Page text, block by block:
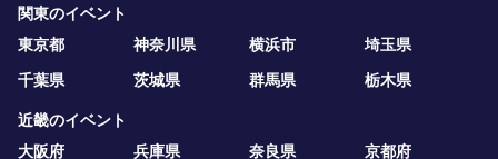
関東のイベント
東京都
神奈川県 横浜市
埼玉県
千葉県
茨城県 群馬県 栃木県
近畿のイベント
大阪府
兵庫県 奈良県
京都府